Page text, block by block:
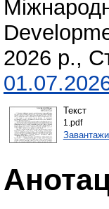
2026 р.,
Текст
1.pdf